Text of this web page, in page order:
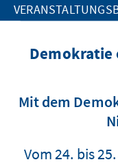
Demokratie
Mit dem
Vom 24. bis